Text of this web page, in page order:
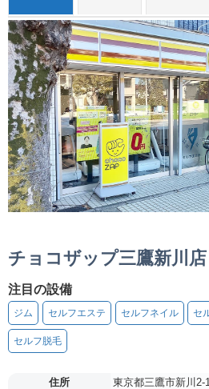
チョコザップ三鷹新川店
注目の設備
ジム セルフエステ セルフネイル セ
セルフ脱毛
住所 東京都三鷹市新川